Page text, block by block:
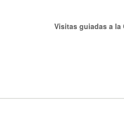
Visitas guiadas a la